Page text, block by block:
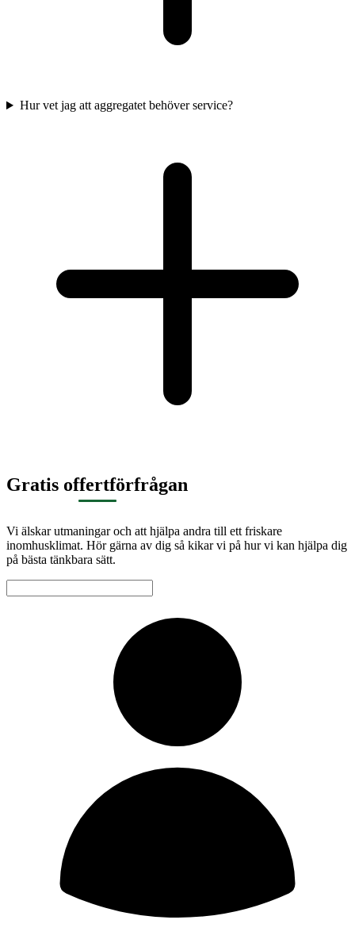
Hur vet jag att aggregatet behöver service?
Gratis offertförfrågan
Vi älskar utmaningar och att hjälpa andra till ett friskare
inomhusklimat. Hör gärna av dig så kikar vi på hur vi kan hjälpa dig
på bästa tänkbara sätt.